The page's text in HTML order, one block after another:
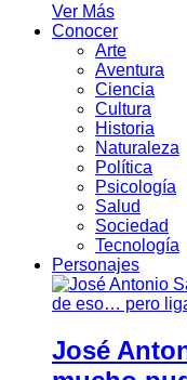
Ver Más
Conocer
Arte
Aventura
Ciencia
Cultura
Historia
Naturaleza
Política
Psicología
Salud
Sociedad
Tecnología
Personajes
José